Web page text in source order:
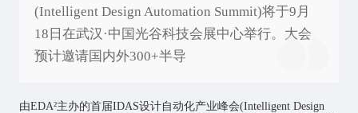
(Intelligent Design Automation Summit)将于9月
18日在武汉·中国光谷科技会展中心举行。大会
预计邀请国内外300+半导
由EDA²主办的首届IDAS设计自动化产业峰会(Intelligent Design